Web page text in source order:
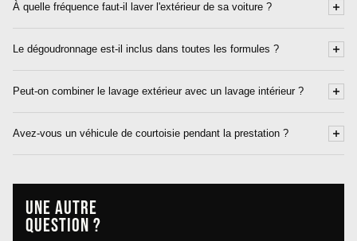
À quelle fréquence faut-il laver l'extérieur de sa voiture ?
Le dégoudronnage est-il inclus dans toutes les formules ?
Peut-on combiner le lavage extérieur avec un lavage intérieur ?
Avez-vous un véhicule de courtoisie pendant la prestation ?
Une autre
question ?